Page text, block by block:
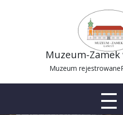
Muzeum-Zamek
Muzeum rejestrowane